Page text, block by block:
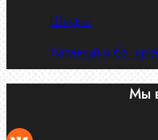
Штифты
Латунный и бр.
Мы